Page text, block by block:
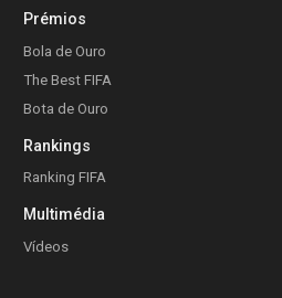
Prémios
Bola de Ouro
The Best FIFA
Bota de Ouro
Rankings
Ranking FIFA
Multimédia
Vídeos